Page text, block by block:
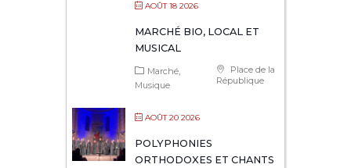
AOÛT 18 2026
MARCHÉ BIO, LOCAL ET
MUSICAL
Place de la
République
Marché
Musique
AOÛT 20 2026
POLYPHONIES
ORTHODOXES ET CHANTS